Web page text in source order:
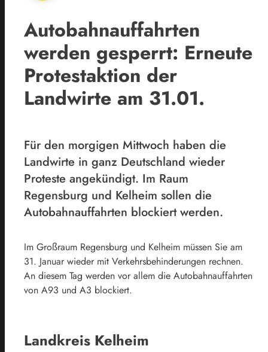
Autobahnauffahrten
werden gesperrt: Erneute
Protestaktion der
Landwirte am 31.01.
Für den morgigen Mittwoch haben die
Landwirte in ganz Deutschland wieder
Proteste angekündigt. Im Raum
Regensburg und Kelheim sollen die
Autobahnauffahrten blockiert werden.
Im Großraum Regensburg und Kelheim müssen Sie am
31. Januar wieder mit Verkehrsbehinderungen rechnen.
An diesem Tag werden vor allem die Autobahnauffahrten
von A93 und A3 blockiert.
Landkreis Kelheim